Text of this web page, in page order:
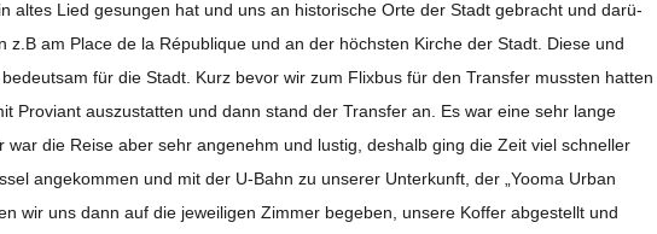
altes Lied gesun­gen hat und uns an his­to­ri­sche Orte der Stadt gebracht und dar­ü­
z.B am Place de la Ré­pu­bli­que und an der höchs­ten Kir­che der Stadt. Diese und
für die Stadt. Kurz bevor wir zum Flix­bus für den Trans­fer muss­ten hat­ten
Pro­vi­ant aus­zu­stat­ten und dann stand der Trans­fer an. Es war eine sehr lange
war die Reise aber sehr ange­nehm und lus­tig, des­halb ging die Zeit viel schnel­ler
ange­kom­men und mit der U‑Bahn zu unse­rer Unter­kunft, der „Yooma Urban
wir uns dann auf die jewei­li­gen Zim­mer bege­ben, unsere Kof­fer abge­stellt und